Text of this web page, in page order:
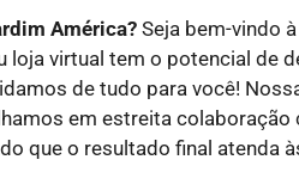
América?Seja bem-vindo
virtual tem o potencial de
de tudo para você!
em estreita
que o resultado final atenda